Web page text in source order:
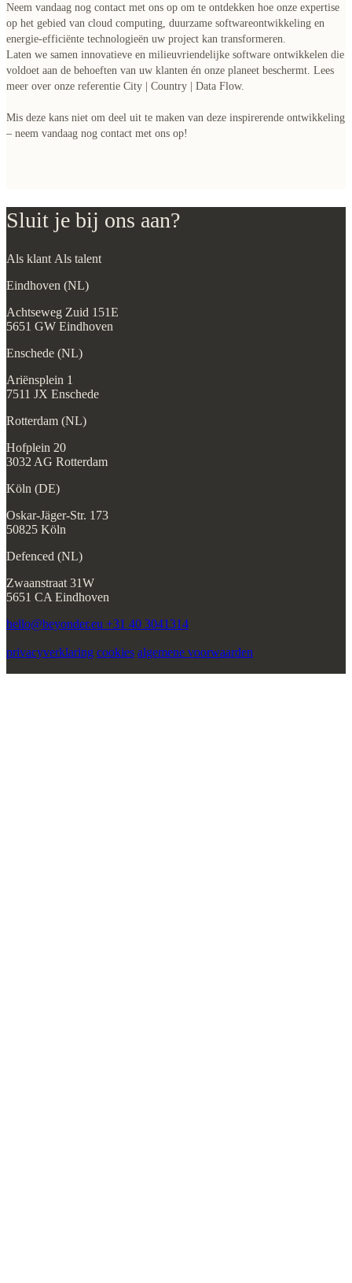
Neem vandaag nog contact met ons op om te ontdekken hoe onze expertise
op het gebied van cloud computing, duurzame softwareontwikkeling en
energie-efficiënte technologieën uw project kan transformeren.
Laten we samen innovatieve en milieuvriendelijke software ontwikkelen die
voldoet aan de behoeften van uw klanten én onze planeet beschermt. Lees
meer over onze referentie City | Country | Data Flow.
Mis deze kans niet om deel uit te maken van deze inspirerende ontwikkeling
– neem vandaag nog contact met ons op!
Sluit je bij ons aan?
Als klant Als talent
Eindhoven (NL)
Achtseweg Zuid 151E
5651 GW Eindhoven
Enschede (NL)
Ariënsplein 1
7511 JX Enschede
Rotterdam (NL)
Hofplein 20
3032 AG Rotterdam
Köln (DE)
Oskar-Jäger-Str. 173
50825 Köln
Defenced (NL)
Zwaanstraat 31W
5651 CA Eindhoven
hello@beyonder.eu +31 40 3041314
privacyverklaring cookies algemene voorwaarden